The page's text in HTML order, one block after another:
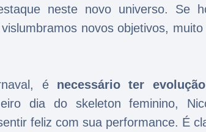
neste novo universo. Se
novos objetivos, muito
é necessário ter
dia do skeleton feminino,
feliz com sua performance. É